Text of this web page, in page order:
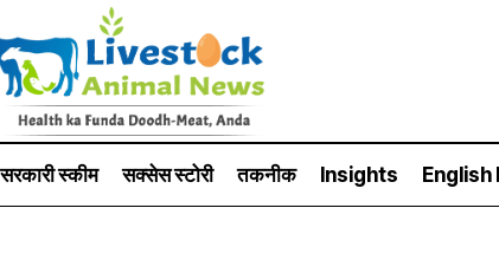
सरकारी स्की‍म सक्सेस स्टो‍री तकनीक Insights English